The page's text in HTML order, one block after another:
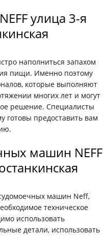
улица 3-я
наполниться запахом
пищи. Именно поэтому
которые выполняют
многих лет и могут
решение. Специалисты
готовы предоставить вам
машин NEFF
машин Neff,
техническое
использовать
детали, использовать